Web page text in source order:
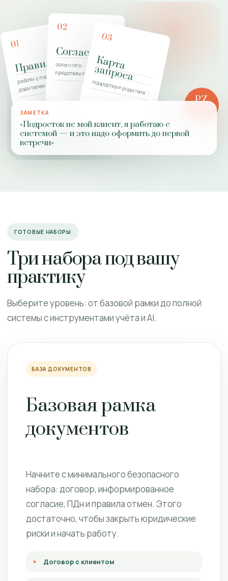
01
Правила
работы с подростком и
родителем
02
Согласие
законного
представителя
03
К
а
р
т
а
з
а
п
р
о
с
а
подростка и родителя
PZ
ЗАМЕТКА
«Подросток не мой клиент, я работаю с
системой — и это надо оформить до первой
встречи»
ГОТОВЫЕ НАБОРЫ
Три набора под вашу
практику
Выберите уровень: от базовой рамки до полной
системы с инструментами учёта и AI.
БАЗА ДОКУМЕНТОВ
Базовая рамка
документов
Начните с минимального безопасного
набора: договор, информированное
согласие, ПДн и правила отмен. Этого
достаточно, чтобы закрыть юридические
риски и начать работу.
Договор с клиентом